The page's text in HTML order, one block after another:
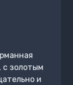
с золотым
и